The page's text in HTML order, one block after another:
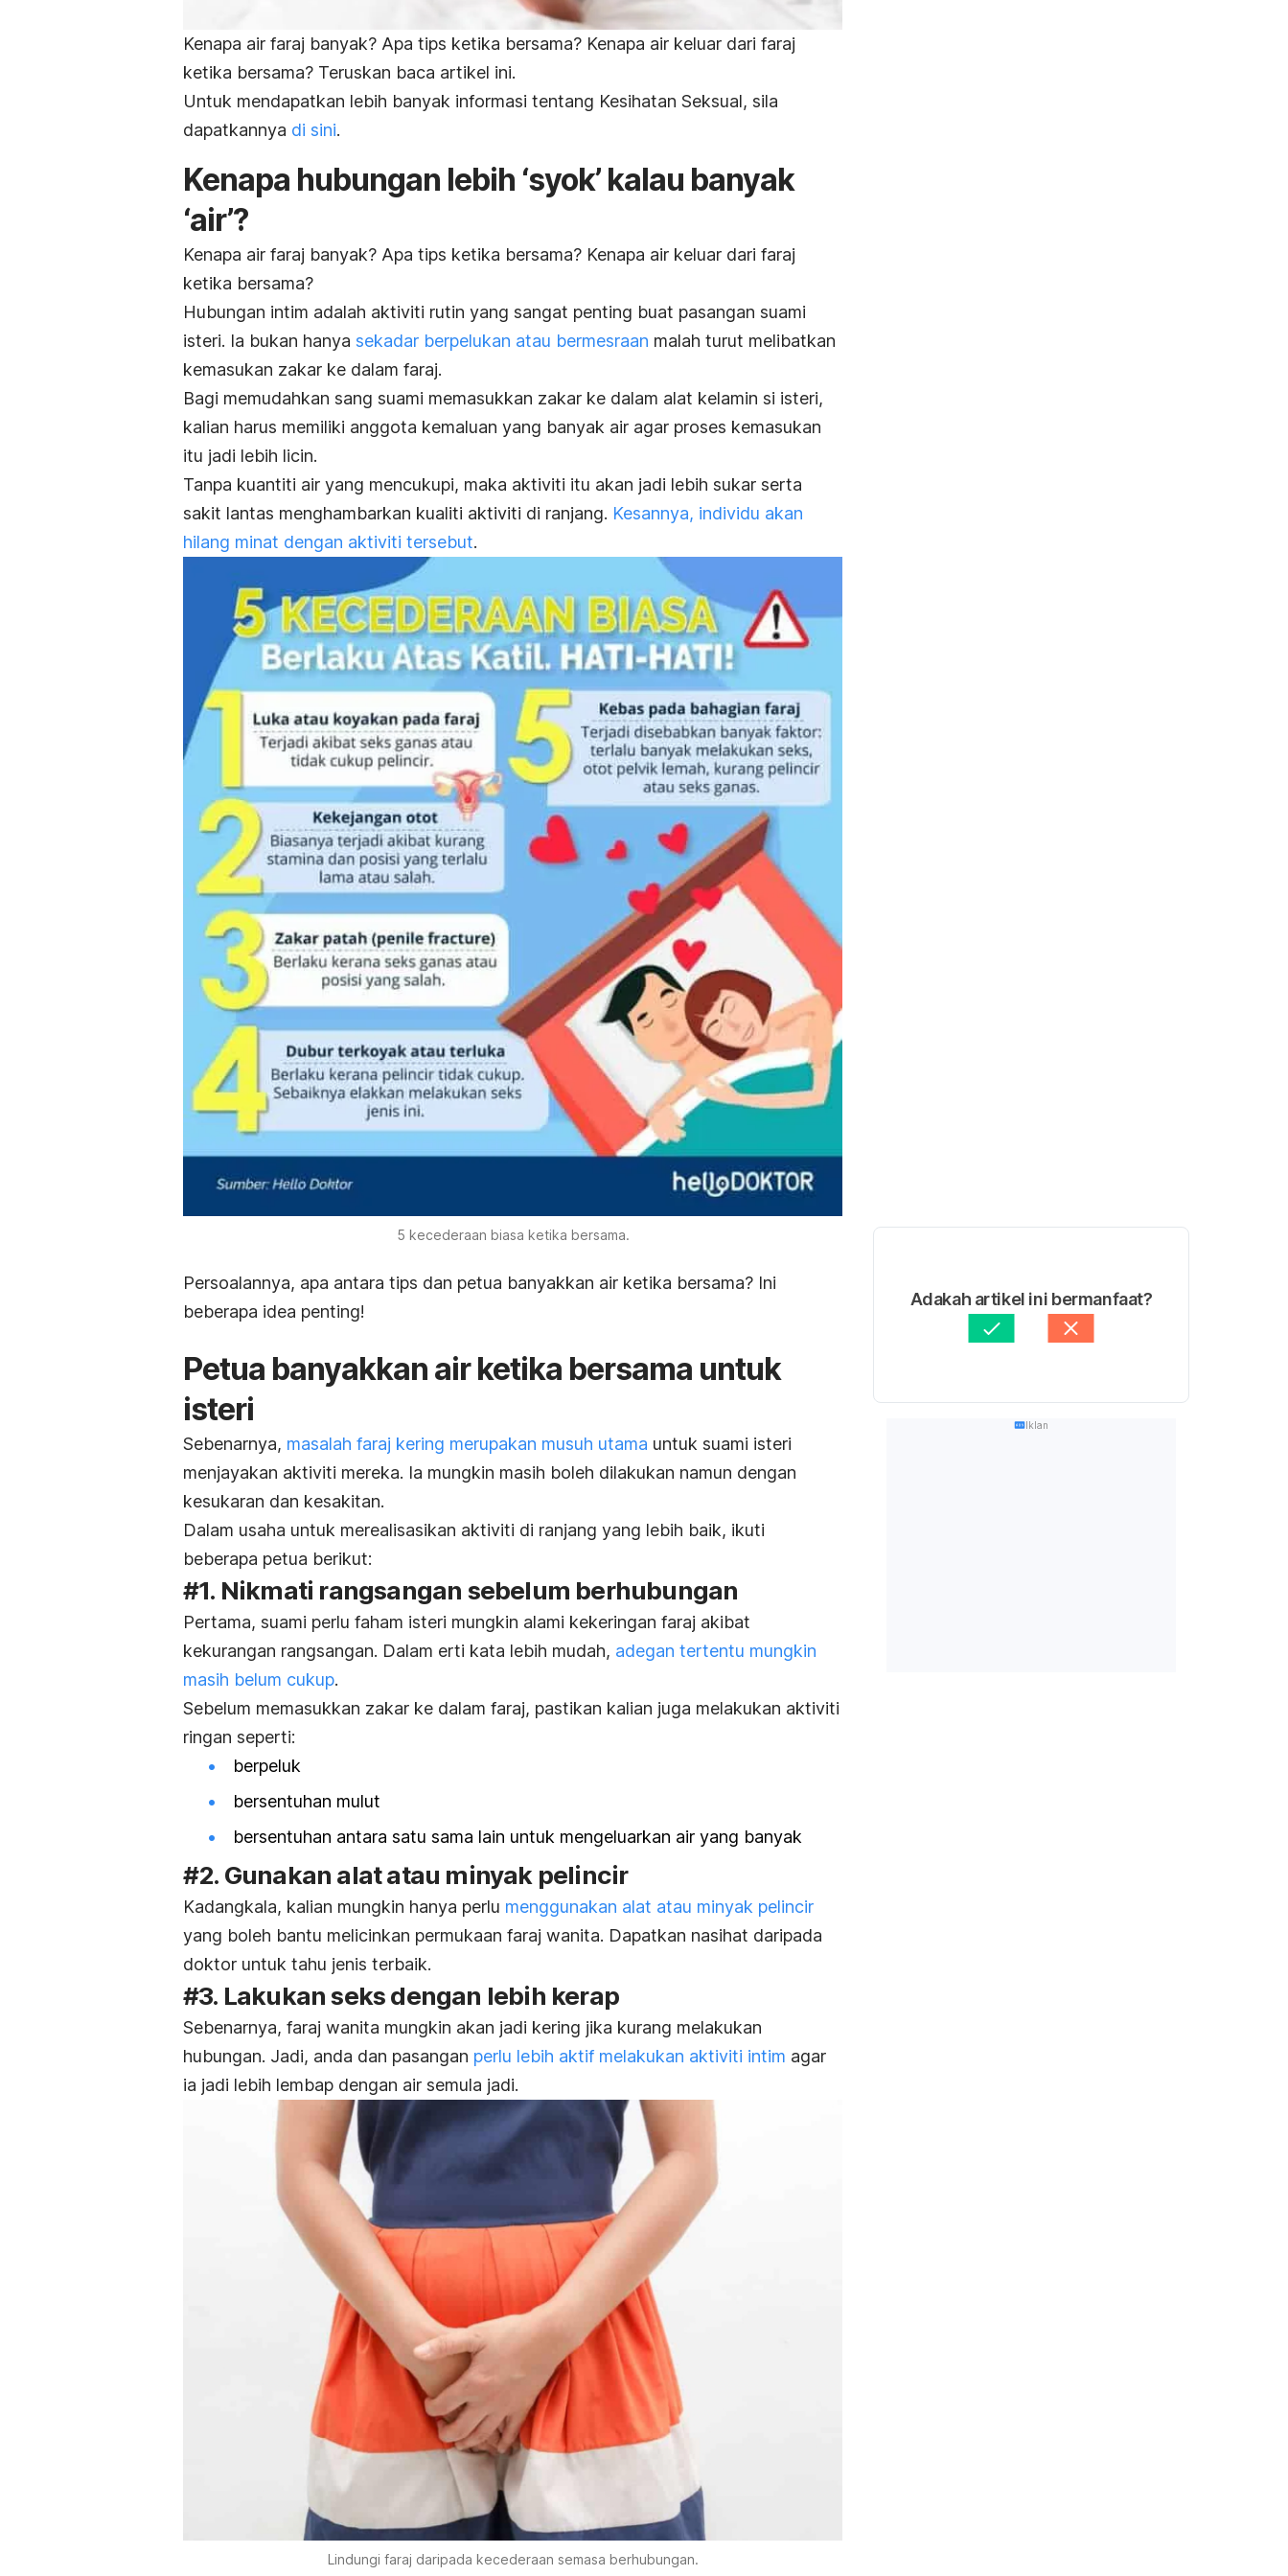
Kenapa air faraj banyak? Apa tips ketika bersama? Kenapa air keluar dari faraj
ketika bersama? Teruskan baca artikel ini.
Untuk mendapatkan lebih banyak informasi tentang Kesihatan Seksual, sila
dapatkannya di sini.
Kenapa hubungan lebih ‘syok’ kalau banyak
‘air’?
Kenapa air faraj banyak? Apa tips ketika bersama? Kenapa air keluar dari faraj
ketika bersama?
Hubungan intim adalah aktiviti rutin yang sangat penting buat pasangan suami
isteri. Ia bukan hanya sekadar berpelukan atau bermesraan malah turut melibatkan
kemasukan zakar ke dalam faraj.
Bagi memudahkan sang suami memasukkan zakar ke dalam alat kelamin si isteri,
kalian harus memiliki anggota kemaluan yang banyak air agar proses kemasukan
itu jadi lebih licin.
Tanpa kuantiti air yang mencukupi, maka aktiviti itu akan jadi lebih sukar serta
sakit lantas menghambarkan kualiti aktiviti di ranjang. Kesannya, individu akan
hilang minat dengan aktiviti tersebut.
5 kecederaan biasa ketika bersama.
Persoalannya, apa antara tips dan petua banyakkan air ketika bersama? Ini
beberapa idea penting!
Petua banyakkan air ketika bersama untuk
isteri
Sebenarnya, masalah faraj kering merupakan musuh utama untuk suami isteri
menjayakan aktiviti mereka. Ia mungkin masih boleh dilakukan namun dengan
kesukaran dan kesakitan.
Dalam usaha untuk merealisasikan aktiviti di ranjang yang lebih baik, ikuti
beberapa petua berikut:
#1. Nikmati rangsangan sebelum berhubungan
Pertama, suami perlu faham isteri mungkin alami kekeringan faraj akibat
kekurangan rangsangan. Dalam erti kata lebih mudah, adegan tertentu mungkin
masih belum cukup.
Sebelum memasukkan zakar ke dalam faraj, pastikan kalian juga melakukan aktiviti
ringan seperti:
berpeluk
bersentuhan mulut
bersentuhan antara satu sama lain untuk mengeluarkan air yang banyak
#2. Gunakan alat atau minyak pelincir
Kadangkala, kalian mungkin hanya perlu menggunakan alat atau minyak pelincir
yang boleh bantu melicinkan permukaan faraj wanita. Dapatkan nasihat daripada
doktor untuk tahu jenis terbaik.
#3. Lakukan seks dengan lebih kerap
Sebenarnya, faraj wanita mungkin akan jadi kering jika kurang melakukan
hubungan. Jadi, anda dan pasangan perlu lebih aktif melakukan aktiviti intim agar
ia jadi lebih lembap dengan air semula jadi.
Lindungi faraj daripada kecederaan semasa berhubungan.
Adakah artikel ini bermanfaat?
Iklan